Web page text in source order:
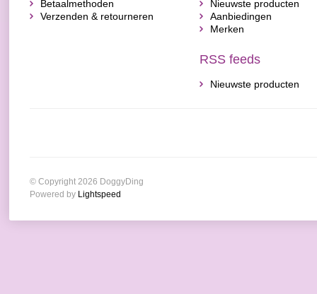
Betaalmethoden
Verzenden & retourneren
Nieuwste producten
Aanbiedingen
Merken
RSS feeds
Nieuwste producten
© Copyright 2026 DoggyDing
Powered by Lightspeed